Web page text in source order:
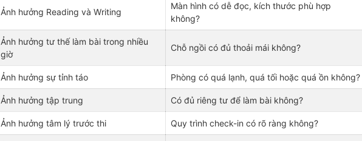
Ảnh hưởng Reading và Writing
Màn hình có dễ đọc, kích thước phù hợp
không?
Ảnh hưởng tư thế làm bài trong nhiều
giờ
Chỗ ngồi có đủ thoải mái không?
Ảnh hưởng sự tỉnh táo Phòng có quá lạnh, quá tối hoặc quá ồn không?
Ảnh hưởng tập trung Có đủ riêng tư để làm bài không?
Ảnh hưởng tâm lý trước thi Quy trình check-in có rõ ràng không?